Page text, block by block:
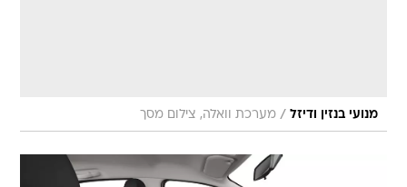
מנועי בנזין ודיזל / מערכת וואלה, צילום מסך